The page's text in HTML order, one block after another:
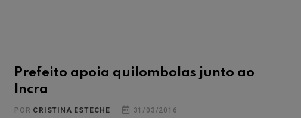
Prefeito apoia quilombolas junto ao
Incra
POR CRISTINA ESTECHE 31/03/2016